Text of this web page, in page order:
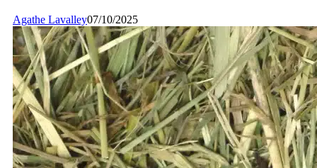
Agathe Lavalley07/10/2025